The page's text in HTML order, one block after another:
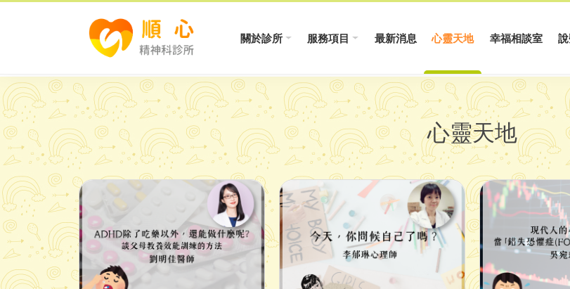
關於診所 服務項目 最新消息 心靈天地 幸福相談室
心靈天地